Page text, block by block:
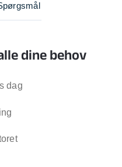
dine behov
dag